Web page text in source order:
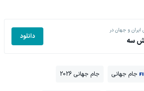
ایران و جهان در
سه دانلود
جام جهانی جام جهانی 2026